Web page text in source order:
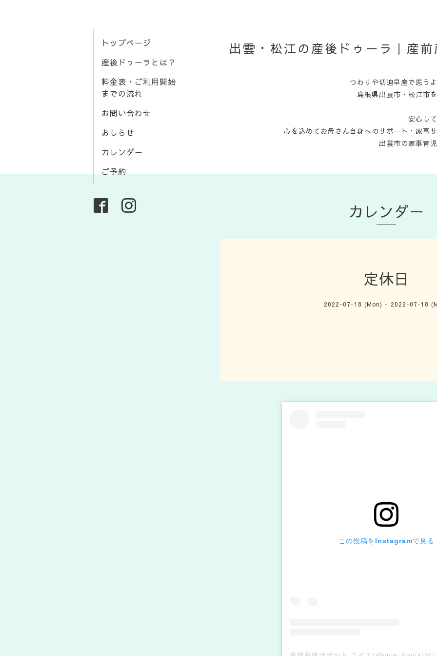
出雲・松江の産後ドゥーラ｜産
つわりや切迫早産で思う
島根県出雲市・松江市
安心し
心を込めてお母さん自身へのサポート・家事
出雲市の家事育
トップページ
産後ドゥーラとは？
料金表・ご利用開始
までの流れ
お問い合わせ
おしらせ
カレンダー
ご予約
カレンダー
定休日
2022-07-18 (Mon) - 2022-07-18
この投稿をInstagramで見る